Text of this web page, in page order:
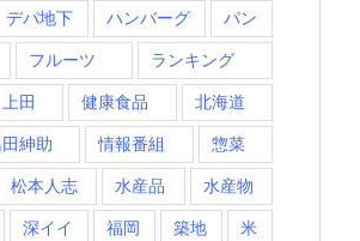
デパ地下 ハンバーグ パン
フルーツ ランキング
上田 健康食品 北海道
紳助 情報番組 惣菜
松本人志 水産品 水産物
深イイ 福岡 築地 米